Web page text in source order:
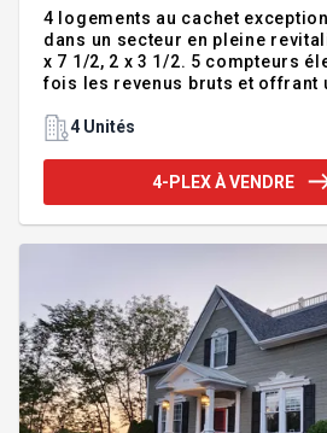
4 logements au cachet
dans un secteur en pleine
x 7 1/2, 2 x 3 1/2. 5 compteurs
fois les revenus bruts et offrant
rangement au sous-sol pour les
Quadruplex situé à proximité de
: hôpital, transport en commun,
traversier, écoles, parcs, piste
4 Unités
4-PLEX À VENDRE